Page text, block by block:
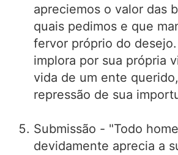
apreciemos o valor das
quais pedimos e que
fervor próprio do
implora por sua própria
vida de um ente
repressão de sua
Submissão - "Todo
devidamente aprecia a